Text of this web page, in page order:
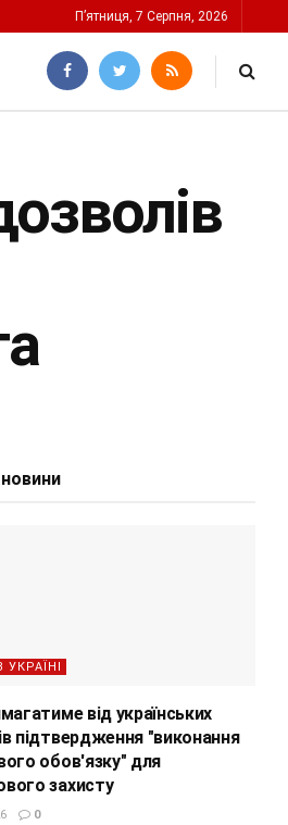
П’ятниця, 7 Серпня, 2026
УКРАЇНІ
від українських
підтвердження "виконання
обов'язку" для
захисту
0